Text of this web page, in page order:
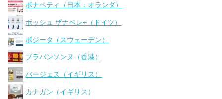
ボナペティ（日本：オランダ）
ボッシュ ザナベレ+（ドイツ）
ボジータ（スウェーデン）
ブラバンソンヌ（香港）
バージェス（イギリス）
カナガン（イギリス）